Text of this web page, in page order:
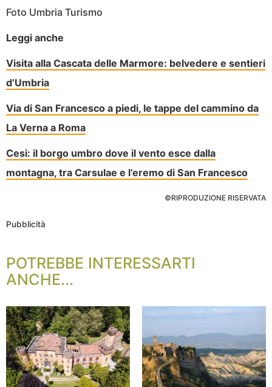
Foto Umbria Turismo
Leggi anche
Visita alla Cascata delle Marmore: belvedere e sentieri
d’Umbria
Via di San Francesco a piedi, le tappe del cammino da
La Verna a Roma
Cesi: il borgo umbro dove il vento esce dalla
montagna, tra Carsulae e l’eremo di San Francesco
©RIPRODUZIONE RISERVATA
Pubblicità
POTREBBE INTERESSARTI
ANCHE...